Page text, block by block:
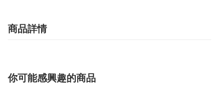
商品詳情
你可能感興趣的商品